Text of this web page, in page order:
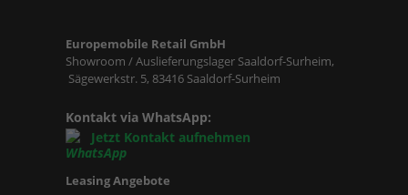
Europemobile Retail GmbH
Showroom / Auslieferungslager Saaldorf-Surheim,
Sägewerkstr. 5, 83416 Saaldorf-Surheim
Kontakt via WhatsApp:
Jetzt Kontakt aufnehmen
Leasing Angebote